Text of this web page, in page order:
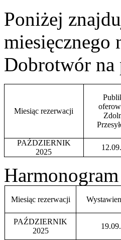
Poniżej
miesięcznego
Dobrotwór na
Miesiąc rezerwacji
PAŹDZIERNIK
2025
Miesiąc rezerwacji
PAŹDZIERNIK
2025